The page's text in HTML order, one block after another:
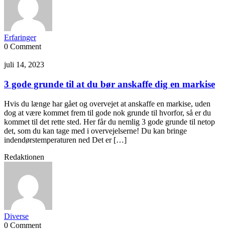
Erfaringer
0 Comment
juli 14, 2023
3 gode grunde til at du bør anskaffe dig en markise
Hvis du længe har gået og overvejet at anskaffe en markise, uden
dog at være kommet frem til gode nok grunde til hvorfor, så er du
kommet til det rette sted. Her får du nemlig 3 gode grunde til netop
det, som du kan tage med i overvejelserne! Du kan bringe
indendørstemperaturen ned Det er […]
Redaktionen
Diverse
0 Comment